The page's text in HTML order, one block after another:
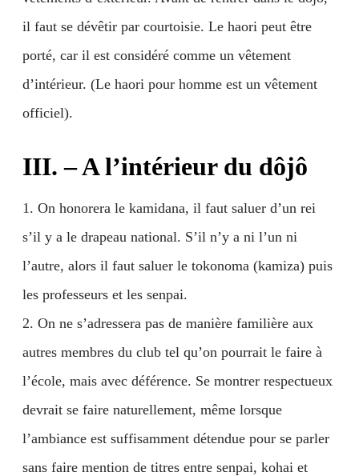
il faut se dévêtir par courtoisie. Le haori peut être
porté, car il est considéré comme un vêtement
d’intérieur. (Le haori pour homme est un vêtement
officiel).
III. – A l’intérieur du dôjô
1. On honorera le kamidana, il faut saluer d’un rei
s’il y a le drapeau national. S’il n’y a ni l’un ni
l’autre, alors il faut saluer le tokonoma (kamiza) puis
les professeurs et les senpai.
2. On ne s’adressera pas de manière familière aux
autres membres du club tel qu’on pourrait le faire à
l’école, mais avec déférence. Se montrer respectueux
devrait se faire naturellement, même lorsque
l’ambiance est suffisamment détendue pour se parler
sans faire mention de titres entre senpai, kohai et